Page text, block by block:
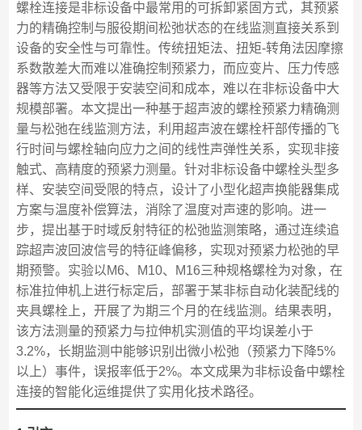
螺栓连接是非标设备中最常用的可拆卸紧固方式，其预紧
力的精确控制与服役期间松弛状态的在线监测直接关系到
设备的安全性与可靠性。传统扭矩法、扭矩-转角法因摩擦
系数散差大而难以准确控制预紧力，而应变片、压力传感
器等方法又受限于安装空间和成本，难以在非标设备中大
规模部署。本文提出一种基于超声波的螺栓预紧力精确测
量与松弛在线监测方法，利用超声波在螺栓杆部传播的飞
行时间与螺栓轴向应力之间的线性声弹性关系，实现非接
触式、高精度的预紧力测量。针对非标设备中螺栓头型多
样、安装空间受限的特点，设计了小型化超声换能器集成
方案与温度补偿算法，消除了温度对声速的影响。进一
步，提出基于时域反射特征的松弛监测策略，通过连续追
踪超声波回波信号的特征峰偏移，实现对预紧力松弛的早
期预警。实验以M6、M10、M16三种规格螺栓为对象，在
标准拉伸机上进行标定后，部署于某非标自动化装配线的
夹具螺栓上，开展了为期三个月的在线监测。结果表明，
该方法测量的预紧力与拉伸机实测值的平均误差小于
3.2%，长期监测中能够识别出微小松弛（预紧力下降5%
以上）事件，误报率低于2%。本文成果为非标设备中螺栓
连接的智能化运维提供了实用化技术路径。